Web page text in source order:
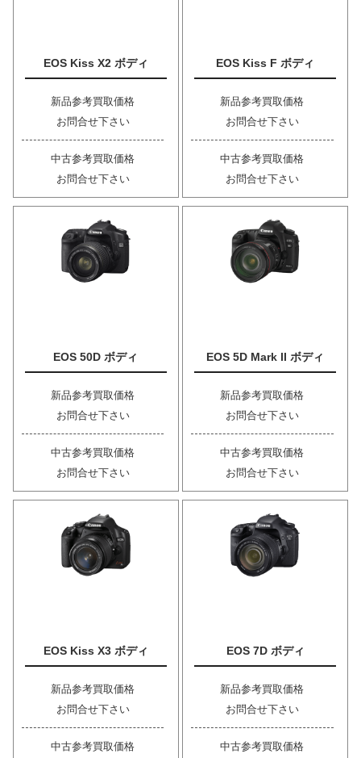
EOS Kiss X2 ボディ
新品参考買取価格
お問合せ下さい
中古参考買取価格
お問合せ下さい
EOS Kiss F ボディ
新品参考買取価格
お問合せ下さい
中古参考買取価格
お問合せ下さい
EOS 50D ボディ
新品参考買取価格
お問合せ下さい
中古参考買取価格
お問合せ下さい
EOS 5D Mark II ボディ
新品参考買取価格
お問合せ下さい
中古参考買取価格
お問合せ下さい
EOS Kiss X3 ボディ
新品参考買取価格
お問合せ下さい
中古参考買取価格
EOS 7D ボディ
新品参考買取価格
お問合せ下さい
中古参考買取価格